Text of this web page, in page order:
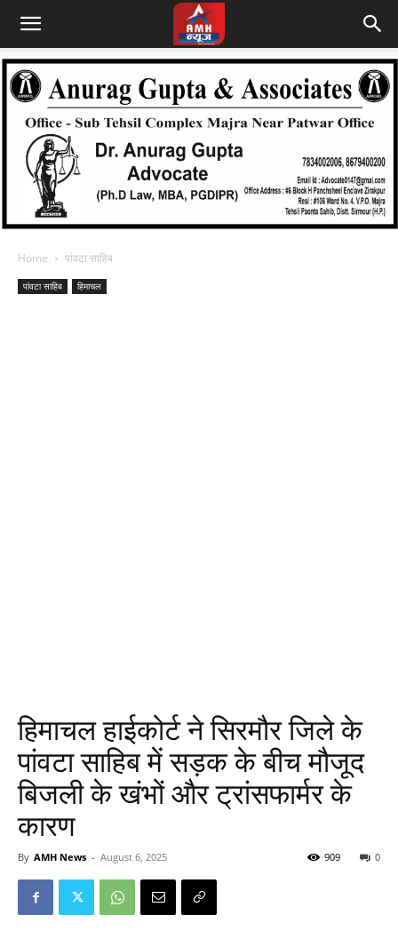
Home पांवटा साहिब
पांवटा साहिब हिमाचल
हिमाचल हाईकोर्ट ने सिरमौर जिले के
पांवटा साहिब में सड़क के बीच मौजूद
बिजली के खंभों और ट्रांसफार्मर के
कारण
By AMH News - August 6, 2025 0
909